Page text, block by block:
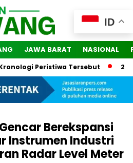
JAWA BARAT NASIONAL
Peristiwa Tersebut 2
Berekspansi
Instrumen Industri
Radar Level Meter
ID